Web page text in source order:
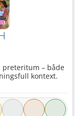
preteritum – både
kontext.